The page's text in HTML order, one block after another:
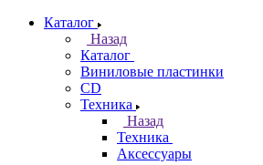
Каталог
Назад
Каталог
Виниловые пластинки
CD
Техника
Назад
Техника
Аксессуары